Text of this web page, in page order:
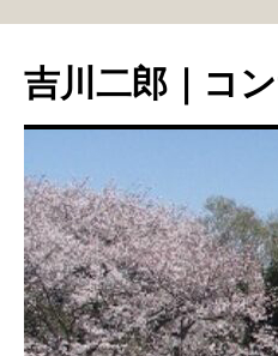
テ
ン
キ
ッ
プ
吉川二郎｜コ